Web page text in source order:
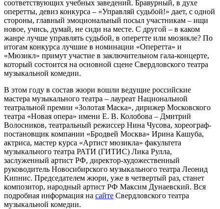
соответствующих учебных заведений. Бравурный, в духе
оперетты, девиз конкурса – «Управляй судьбой!» дает, с одной
стороны, главный эмоциональный посыл участникам – ищи
новое, учись, думай, не сиди на месте. С другой – в каком
жанре лучше управлять судьбой, в оперетте или мюзикле? По
итогам конкурса лучшие в номинации «Оперетта» и
«Мюзикл» примут участие в заключительном гала-концерте,
который состоится на основной сцене Свердловского театра
музыкальной комедии.
В этом году в состав жюри вошли ведущие российские
мастера музыкального театра – лауреат Национальной
театральной премии «Золотая Маска», дирижер Московского
театра «Новая опера» имени Е. В. Колобова – Дмитрий
Волосников, театральный режиссер Нина Чусова, хореограф-
постановщик компании «Бродвей Москва» Ирина Кашуба,
актриса, мастер курса «Артист мюзикла» факультета
музыкального театра РАТИ (ГИТИС) Лика Рулла,
заслуженный артист РФ, директор-художественный
руководитель Новосибирского музыкального театра Леонид
Кипнис. Председателем жюри, уже в четвертый раз, станет
композитор, народный артист РФ Максим Дунаевский. Вся
подробная информация на сайте Свердловского театра
музыкальной комедии.